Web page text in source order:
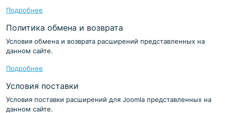
Подробнее
Политика обмена и возврата
Условия обмена и возврата расширений представленных на
данном сайте.
Подробнее
Условия поставки
Условия поставки расширений для Joomla представленных на
данном сайте.